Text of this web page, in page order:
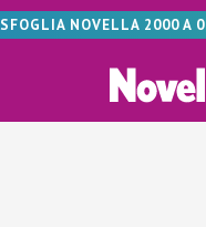
SFOGLIA NOVELLA 2000 A